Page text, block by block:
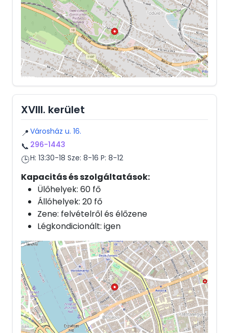
XVIII. kerület
📍 Városház u. 16.
📞 296-1443
🕒H: 13:30-18 Sze: 8-16 P: 8-12
Kapacitás és szolgáltatások:
Ülőhelyek: 60 fő
Állóhelyek: 20 fő
Zene: felvételről és élőzene
Légkondicionált: igen